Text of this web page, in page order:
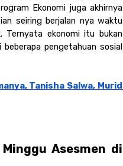
Ekonomi juga akhirnya
seiring berjalan nya waktu
Ternyata ekonomi itu bukan
pengetahuan sosial
Tanisha Salwa, Murid
Asesmen di